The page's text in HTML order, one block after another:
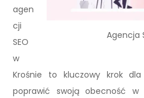
Agencja
agen
cji
SEO
w
Krośnie to kluczowy krok
poprawić swoją obecność w